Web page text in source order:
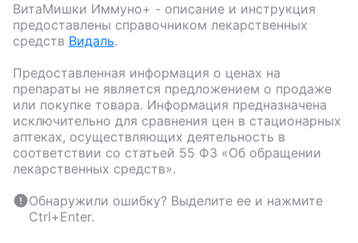
ВитаМишки Иммуно+ - описание и инструкция
предоставлены справочником лекарственных
средств Видаль.
Предоставленная информация о ценах на
препараты не является предложением о продаже
или покупке товара. Информация предназначена
исключительно для сравнения цен в стационарных
аптеках, осуществляющих деятельность в
соответствии со статьей 55 ФЗ «Об обращении
лекарственных средств».
Обнаружили ошибку? Выделите ее и нажмите
Ctrl+Enter.